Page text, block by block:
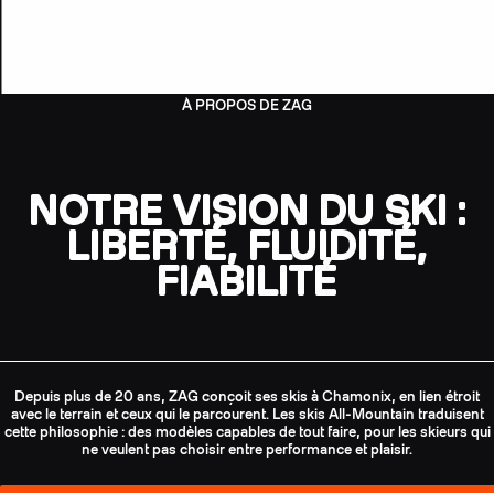
À PROPOS DE ZAG
NOTRE VISION DU SKI :
LIBERTÉ, FLUIDITÉ,
FIABILITÉ
Depuis plus de 20 ans, ZAG conçoit ses skis à Chamonix, en lien étroit
avec le terrain et ceux qui le parcourent. Les skis All-Mountain traduisent
cette philosophie : des modèles capables de tout faire, pour les skieurs qui
ne veulent pas choisir entre performance et plaisir.